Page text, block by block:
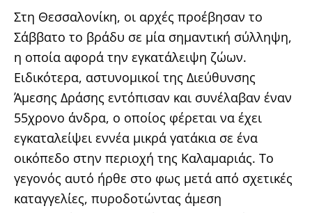
Στη Θεσσαλονίκη, οι αρχές προέβησαν το
Σάββατο το βράδυ σε μία σημαντική σύλληψη,
η οποία αφορά την εγκατάλειψη ζώων.
Ειδικότερα, αστυνομικοί της Διεύθυνσης
Άμεσης Δράσης εντόπισαν και συνέλαβαν έναν
55χρονο άνδρα, ο οποίος φέρεται να έχει
εγκαταλείψει εννέα μικρά γατάκια σε ένα
οικόπεδο στην περιοχή της Καλαμαριάς. Το
γεγονός αυτό ήρθε στο φως μετά από σχετικές
καταγγελίες, πυροδοτώντας άμεση